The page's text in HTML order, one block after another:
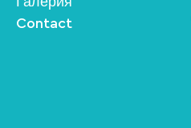
Contact